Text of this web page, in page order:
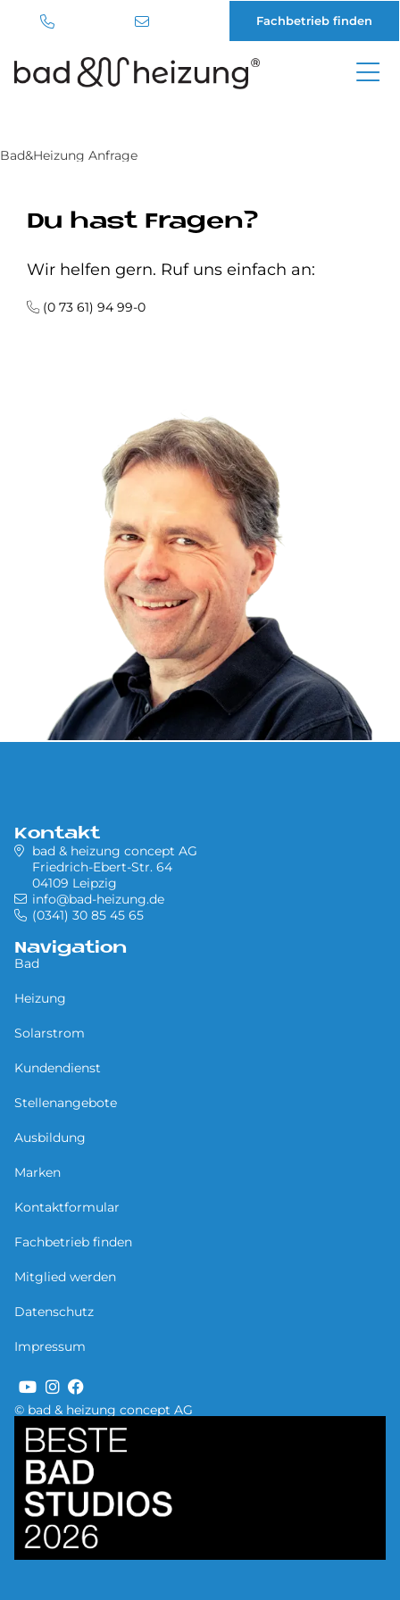
Fachbetrieb finden
Bad&Heizung Anfrage
Du hast Fra­gen?
Wir helfen gern. Ruf uns einfach an:
(0 73 61) 94 99-0
© bad & heizung concept AG
Kontakt
bad & heizung concept AG
Friedrich-Ebert-Str. 64
04109 Leipzig
info@bad-heizung.de
(0341) 30 85 45 65
Navigation
Bad
Heizung
Solarstrom
Kundendienst
Stellenangebote
Ausbildung
Marken
Kontaktformular
Fachbetrieb finden
Mitglied werden
Datenschutz
Impressum